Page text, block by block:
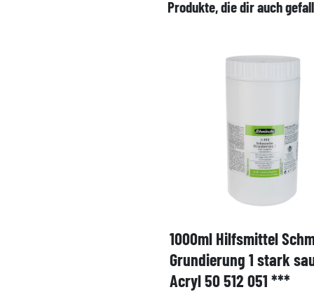
Produkte, die dir auch
1000ml Hilfsmittel
Grundierung 1 stark
Acryl 50 512 051 ***